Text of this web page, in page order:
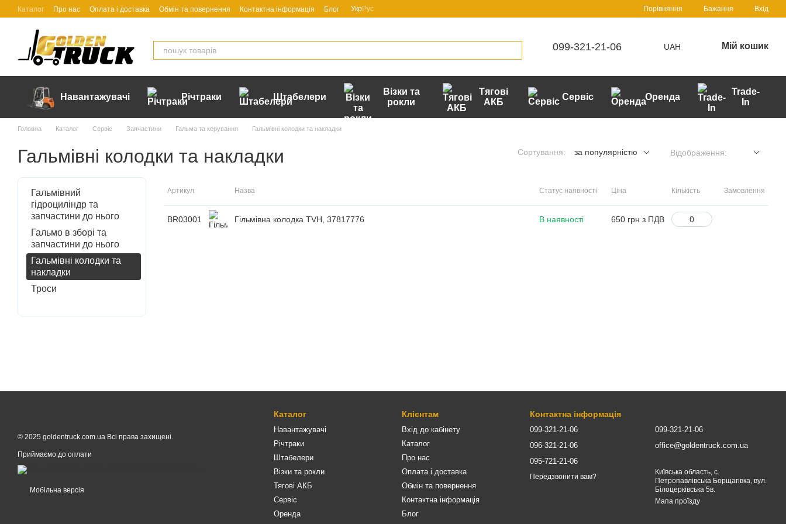
Перейти до основного контенту
Каталог Про нас Оплата і доставка Обмін та повернення Контактна інформація Блог УкрРус Порівняння Бажання Вхід
099-321-21-06 UAH Мій кошик
Навантажувачі Річтраки Штабелери
Візки та
рокли
Тягові
АКБ
Сервіс Оренда
Trade-
In
Головна Каталог Сервіс Запчастини Гальма та керування Гальмівні колодки та накладки
Гальмівні колодки та накладки Сортування: за популярністю Відображення:
Артикул Назва Статус наявності Ціна Кількість Замовлення
BR03001 Гільмівна колодка TVH, 37817776 В наявності 650 грн з ПДВ
Гальмівний
гідроциліндр та
запчастини до нього
Гальмо в зборі та
запчастини до нього
Гальмівні колодки та
накладки
Троси
© 2025 goldentruck.com.ua Всі права захищені.
Приймаємо до оплати
Мобільна версія
Каталог
Навантажувачі
Річтраки
Штабелери
Візки та рокли
Тягові АКБ
Сервіс
Оренда
Клієнтам
Вхід до кабінету
Каталог
Про нас
Оплата і доставка
Обмін та повернення
Контактна інформація
Блог
Контактна інформація
099-321-21-06
096-321-21-06
095-721-21-06
Передзвонити вам?
099-321-21-06
office@goldentruck.com.ua
Київська область, с.
Петропавлівська Борщагівка, вул.
Білоцерківська 5в.
Мапа проїзду